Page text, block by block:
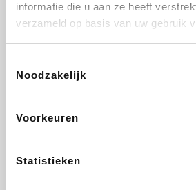
informatie die u aan ze heeft
verzameld op basis van uw gebruik
Noodzakelijk
Voorkeuren
Statistieken
Sarenza Interhome
Ekoi